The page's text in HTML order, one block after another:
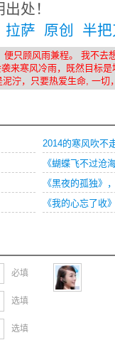
处！
拉萨 原创 半
只顾风雨兼程。 我不去
来寒风冷雨，既然目标
泞，只要热爱生命, 一切
2014的寒风吹不
《蝴蝶飞不过沧
《黑夜的孤独》
《我的心忘了收
必填
选填
选填